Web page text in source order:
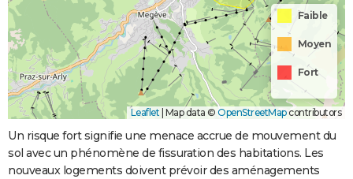
Faible
Moyen
Fort
Leaflet Map data © OpenStreetMapcontributors
Un risque fort signifie une menace accrue de mouvement du
sol avec un phénomène de fissuration des habitations. Les
nouveaux logements doivent prévoir des aménagements